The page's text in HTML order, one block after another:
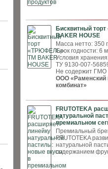
Бисквитный
BAKER HOUSE
Масса нетто: 350
Срок годности: 6
Условия
ТУ 9130-007-
Не содержит ГМО
ООО «Раменский
комбинат»
FRUTOTEKA
натуральной
премиальном
Премиальный
FRUTOTEKA
натуральной
содержанием